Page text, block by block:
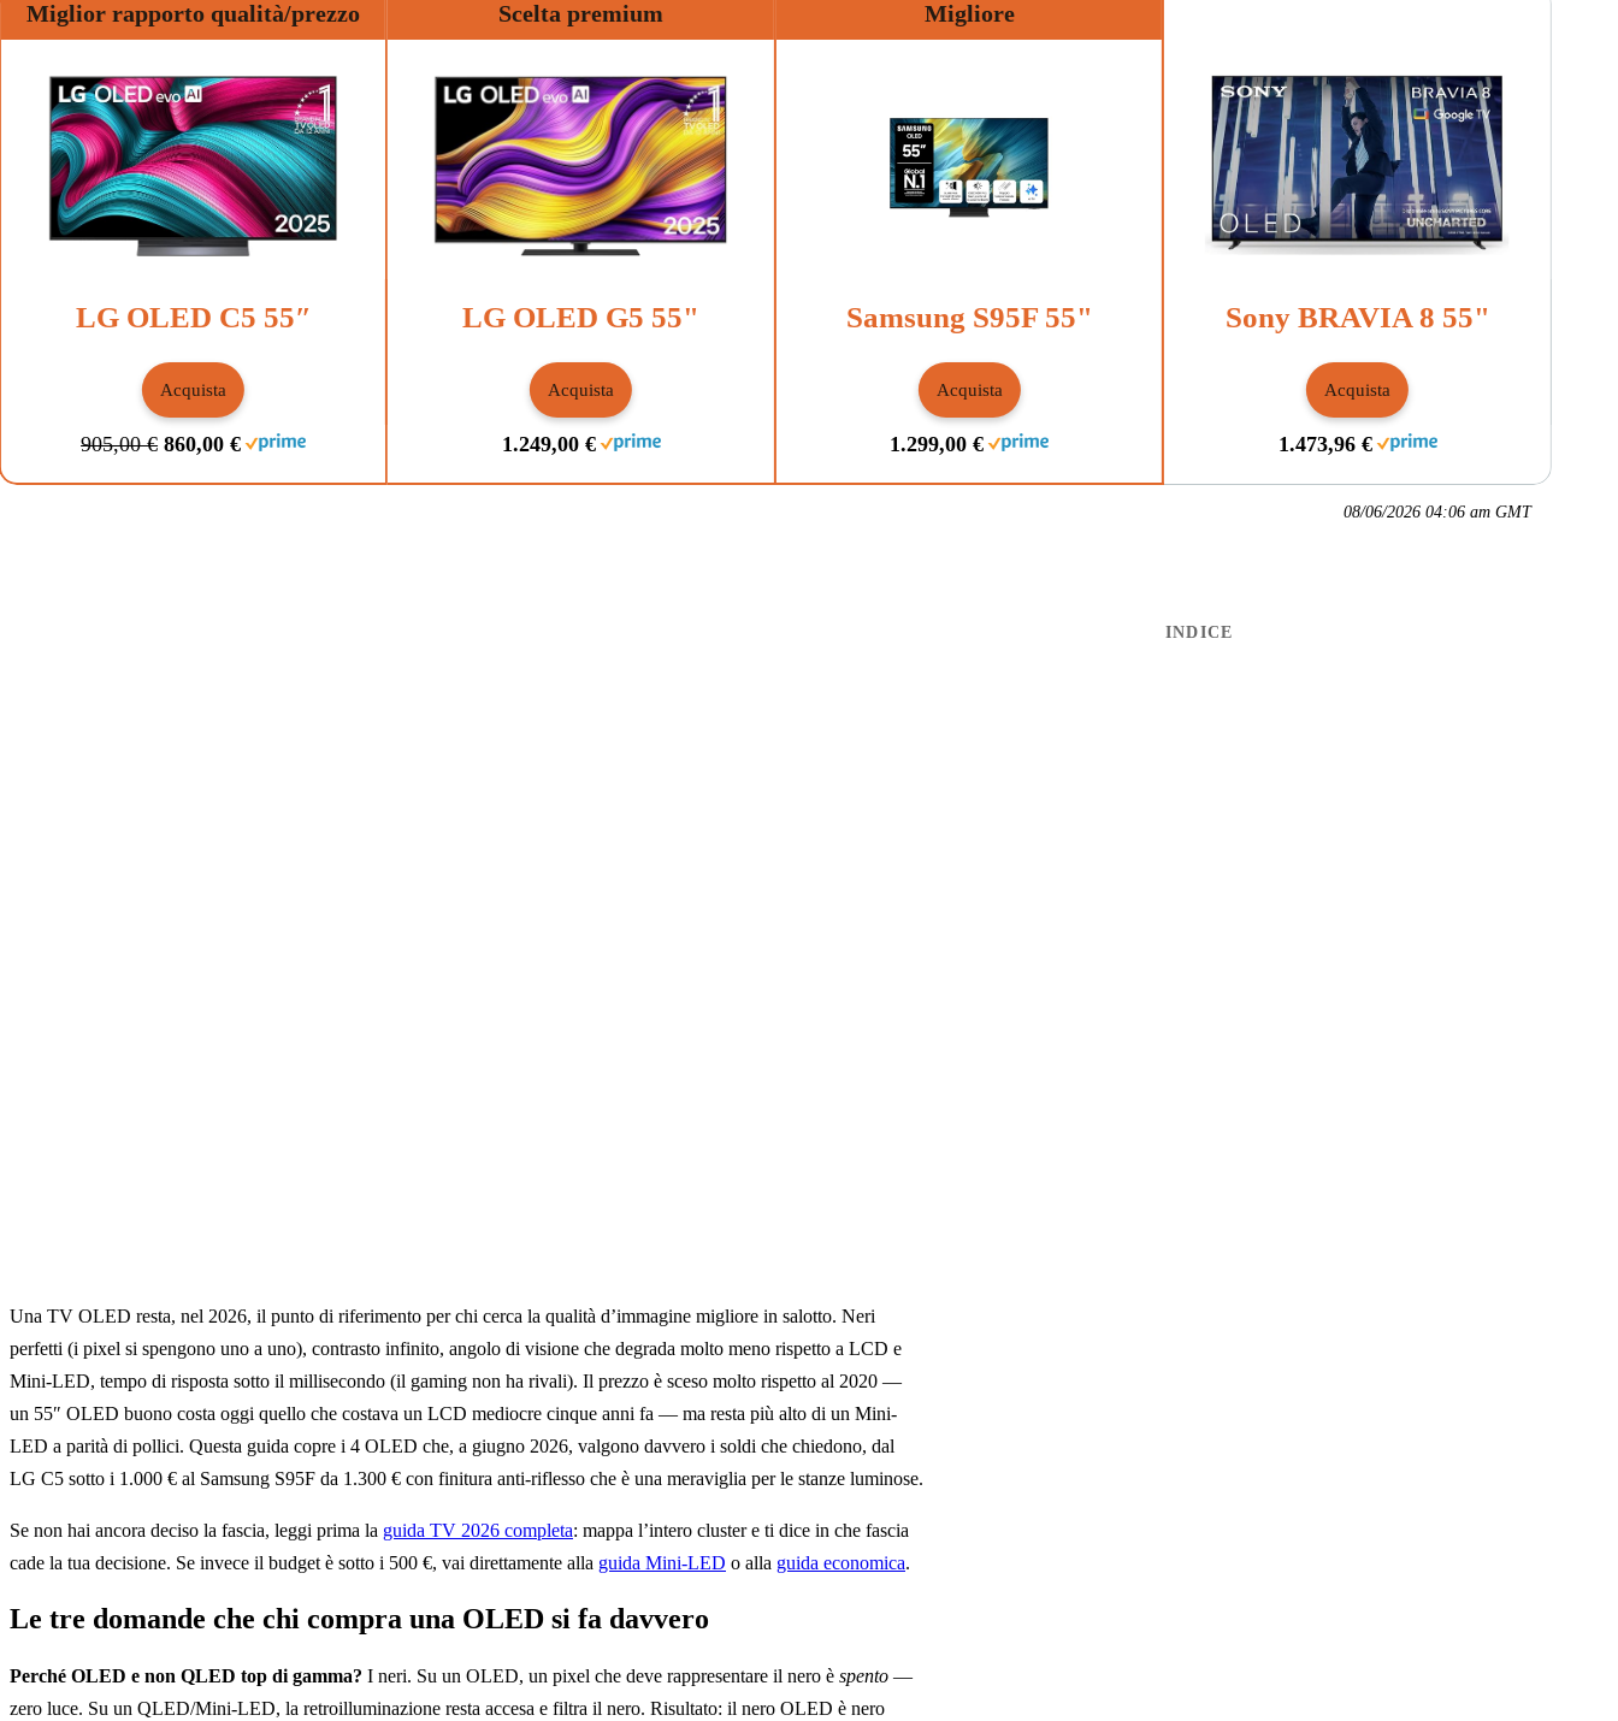
Miglior rapporto qualità/prezzo Scelta premium Migliore
LG OLED C5 55″ LG OLED G5 55" Samsung S95F 55" Sony BRAVIA 8 55"
Acquista Acquista Acquista Acquista
905,00 € 860,00 € 1.249,00 € 1.299,00 € 1.473,96 €
08/06/2026 04:06 am GMT
Una TV OLED resta, nel 2026, il punto di riferimento per chi cerca la qualità d’immagine migliore in salotto. Neri
perfetti (i pixel si spengono uno a uno), contrasto infinito, angolo di visione che degrada molto meno rispetto a LCD e
Mini-LED, tempo di risposta sotto il millisecondo (il gaming non ha rivali). Il prezzo è sceso molto rispetto al 2020 —
un 55″ OLED buono costa oggi quello che costava un LCD mediocre cinque anni fa — ma resta più alto di un Mini-
LED a parità di pollici. Questa guida copre i 4 OLED che, a giugno 2026, valgono davvero i soldi che chiedono, dal
LG C5 sotto i 1.000 € al Samsung S95F da 1.300 € con finitura anti-riflesso che è una meraviglia per le stanze luminose.
Se non hai ancora deciso la fascia, leggi prima la guida TV 2026 completa: mappa l’intero cluster e ti dice in che fascia
cade la tua decisione. Se invece il budget è sotto i 500 €, vai direttamente alla guida Mini-LED o alla guida economica.
Le tre domande che chi compra una OLED si fa davvero
Perché OLED e non QLED top di gamma? I neri. Su un OLED, un pixel che deve rappresentare il nero è spento —
zero luce. Su un QLED/Mini-LED, la retroilluminazione resta accesa e filtra il nero. Risultato: il nero OLED è nero
INDICE